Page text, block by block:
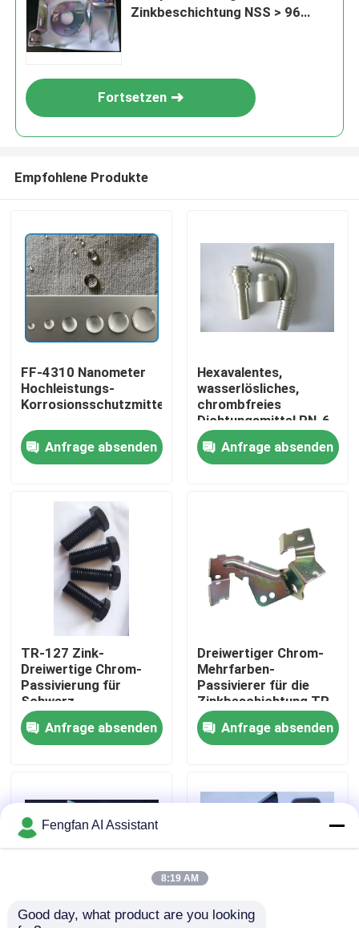
Zu Hause
Produkte
Videos
Über uns
Werksbesichtigung
Qualitätskontrolle
Nachrichten
Chemikalien zur Verzinkung
Zinkbeschichtung NSS > 96
Fortsetzen
Empfohlene Produkte
FF-4310 Nanometer
Hochleistungs-
Korrosionsschutzmittel
Anfrage absenden
Hexavalentes,
wasserlösliches,
chrombfreies
Dichtungsmittel PN-6
für eine
umweltfreundliche
Nachbehandlung
Anfrage absenden
TR-127 Zink-
Dreiwertige Chrom-
Passivierung für
Schwarz
Anfrage absenden
Dreiwertiger Chrom-
Mehrfarben-
Passivierer für die
Zinkbeschichtung TR-
125
Anfrage absenden
Fengfan AI Assistant
8:19 AM
Good day, what product are you looking